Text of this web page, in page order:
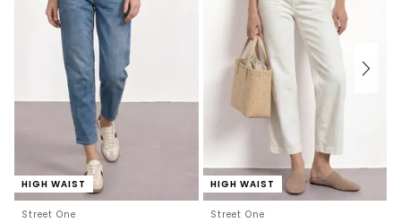
HIGH WAIST
Street One
HIGH WAIST
Street One